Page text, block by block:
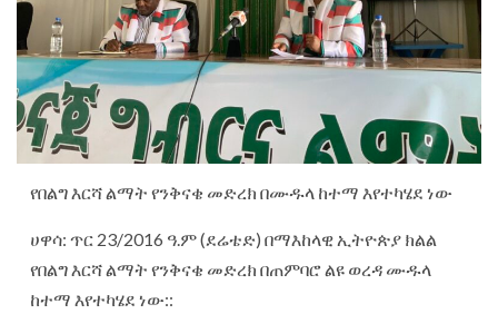
የበልግ እርሻ ልማት የንቅናቄ መድረክ በሙዱላ ከተማ እየተካሄደ ነው
ሀዋሳ: ጥር 23/2016 ዓ.ም (ደሬቴድ) በማእከላዊ ኢትዮጵያ ክልል
የበልግ እርሻ ልማት የንቅናቄ መድረክ በጠምባሮ ልዩ ወረዳ ሙዱላ
ከተማ እየተካሄደ ነው::